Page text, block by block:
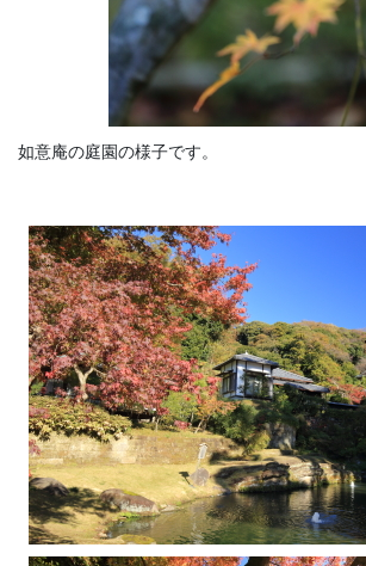
如意庵の庭園の様子です。